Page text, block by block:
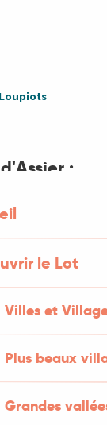
le Lot
Villes et
Plus beaux
Grandes
:
FAMILLE
de la Pierre